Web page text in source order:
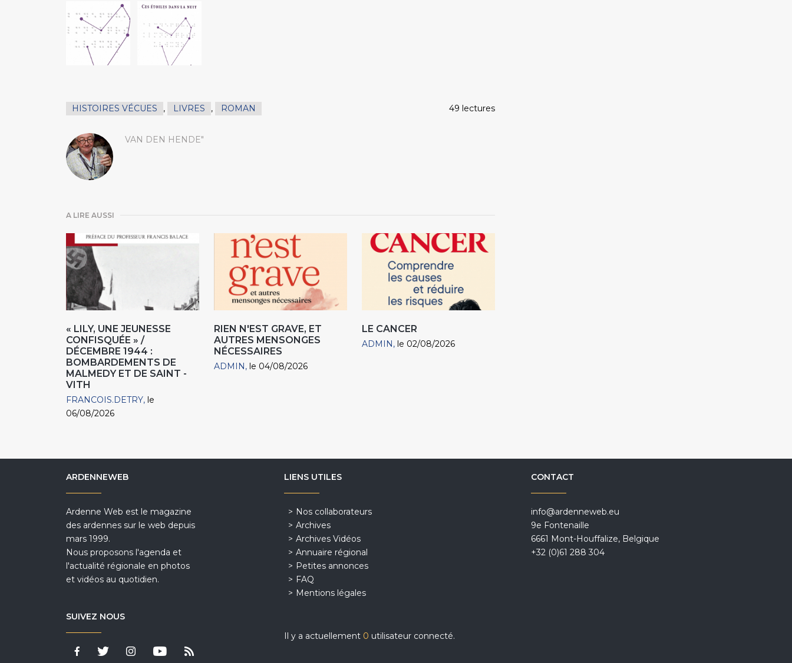
HISTOIRES VÉCUES , LIVRES , ROMAN 49 lectures
VAN DEN HENDE"
A LIRE AUSSI
« LILY, UNE JEUNESSE
CONFISQUÉE » /
DÉCEMBRE 1944 :
BOMBARDEMENTS DE
MALMEDY ET DE SAINT -
VITH
FRANCOIS.DETRY le
06/08/2026
RIEN N'EST GRAVE, ET
AUTRES MENSONGES
NÉCESSAIRES
ADMIN le 04/08/2026
LE CANCER
ADMIN le 02/08/2026
ARDENNEWEB
Ardenne Web est le magazine
des ardennes sur le web depuis
mars 1999.
Nous proposons l'agenda et
l'actualité régionale en photos
et vidéos au quotidien.
SUIVEZ NOUS
LIENS UTILES
Nos collaborateurs
Archives
Archives Vidéos
Annuaire régional
Petites annonces
FAQ
Mentions légales
Il y a actuellement 0 utilisateur connecté.
CONTACT
info@ardenneweb.eu
9e Fontenaille
6661 Mont-Houffalize, Belgique
+32 (0)61 288 304